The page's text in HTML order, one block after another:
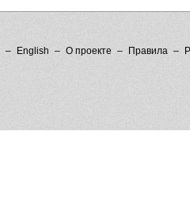
English О проекте Правила